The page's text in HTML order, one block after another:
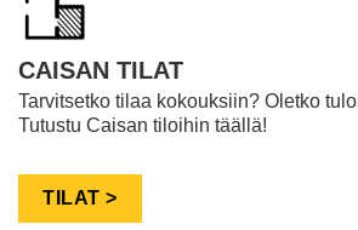
CAISAN TILAT
Tarvitsetko tilaa kokouksiin? Oletko
Tutustu Caisan tiloihin täällä!
TILAT >